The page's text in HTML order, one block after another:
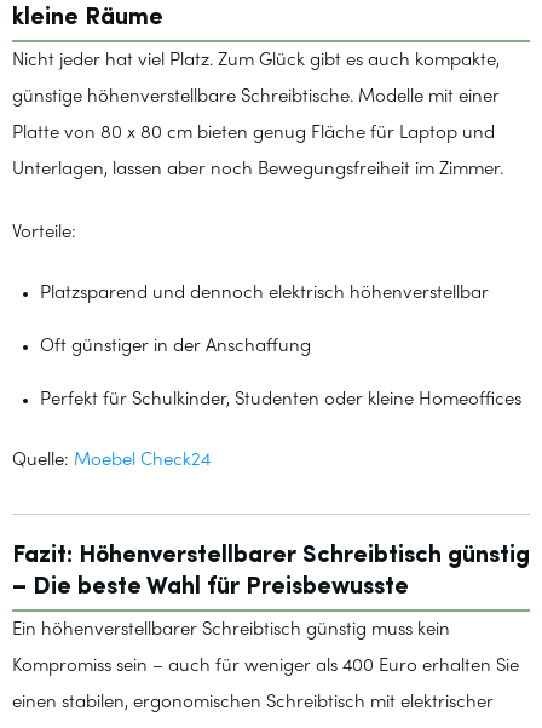
kleine Räume
Nicht jeder hat viel Platz. Zum Glück gibt es auch kompakte,
günstige höhenverstellbare Schreibtische. Modelle mit einer
Platte von 80 x 80 cm bieten genug Fläche für Laptop und
Unterlagen, lassen aber noch Bewegungsfreiheit im Zimmer.
Vorteile:
Platzsparend und dennoch elektrisch höhenverstellbar
Oft günstiger in der Anschaffung
Perfekt für Schulkinder, Studenten oder kleine Homeoffices
Quelle: Moebel Check24
Fazit: Höhenverstellbarer Schreibtisch günstig
– Die beste Wahl für Preisbewusste
Ein höhenverstellbarer Schreibtisch günstig muss kein
Kompromiss sein – auch für weniger als 400 Euro erhalten Sie
einen stabilen, ergonomischen Schreibtisch mit elektrischer